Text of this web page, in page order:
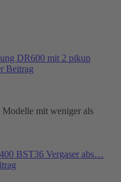
DR600 mit 2 pikup
Beitrag
mit weniger als
BST36 Vergaser abs…